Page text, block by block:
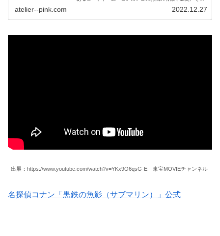
ターとは一体誰（どんな人物）なのかを考察してみまし
atelier--pink.com 2022.12.27
出展：https://www.youtube.com/watch?v=YKx9O6qsG-E 東宝MOVIEチャンネル
名探偵コナン「黒鉄の魚影（サブマリン）」公式